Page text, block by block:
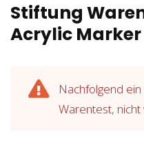
Stiftung
Acrylic Marker
Nachfolgend
Warentest,